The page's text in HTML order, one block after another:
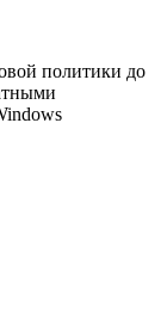
политики до